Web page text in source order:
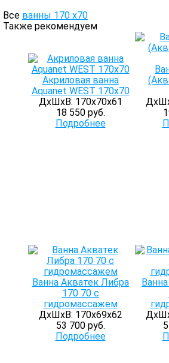
Все ванны 170 х70
Также рекомендуем
Акриловая ванна
Aquanet WEST 170x70
ДхШхВ: 170х70х61
18 550 руб.
Подробнее
Ванна Акватек Либра
170 70 с
гидромассажем
ДхШхВ: 170х69х62
53 700 руб.
Подробнее